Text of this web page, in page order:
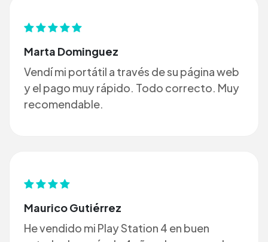
Marta Dominguez
Vendí mi portátil a través de su página web
y el pago muy rápido. Todo correcto. Muy
recomendable.
Maurico Gutiérrez
He vendido mi Play Station 4 en buen